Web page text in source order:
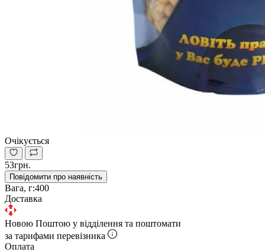
Очікується
53грн.
Повідомити про наявність
Вага, г:400
Доставка
Новою Поштою у відділення та поштомати
за тарифами перевізника
Оплата